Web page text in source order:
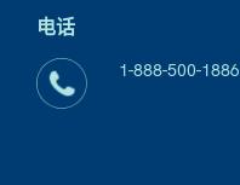
电话
1-888-500-1886